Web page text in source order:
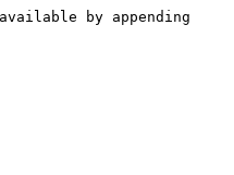
by appending